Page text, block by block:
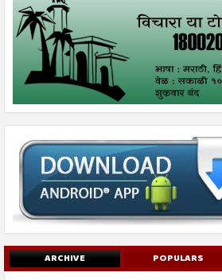
ARCHIVE POPULARS